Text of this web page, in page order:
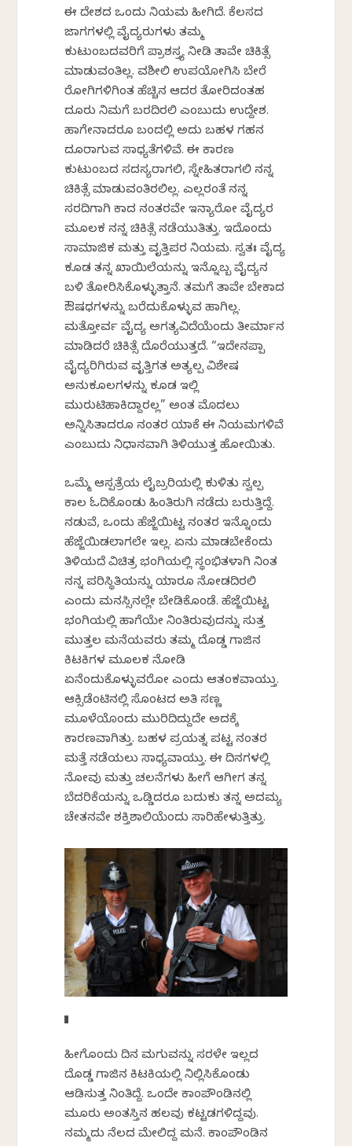
ಈ ದೇಶದ ಒಂದು ನಿಯಮ ಹೀಗಿದೆ. ಕೆಲಸದ
ಜಾಗಗಳಲ್ಲಿ ವೈದ್ಯರುಗಳು ತಮ್ಮ
ಕುಟುಂಬದವರಿಗೆ ಪ್ರಾಶಸ್ತ್ಯ ನೀಡಿ ತಾವೇ ಚಿಕಿತ್ಸೆ
ಮಾಡುವಂತಿಲ್ಲ. ವಶೀಲಿ ಉಪಯೋಗಿಸಿ ಬೇರೆ
ರೋಗಿಗಳಿಗಿಂತ ಹೆಚ್ಚಿನ ಆದರ ತೋರಿದಂತಹ
ದೂರು ನಿಮಗೆ ಬರದಿರಲಿ ಎಂಬುದು ಉದ್ದೇಶ.
ಹಾಗೇನಾದರೂ ಬಂದಲ್ಲಿ ಅದು ಬಹಳ ಗಹನ
ದೂರಾಗುವ ಸಾಧ್ಯತೆಗಳಿವೆ. ಈ ಕಾರಣ
ಕುಟುಂಬದ ಸದಸ್ಯರಾಗಲಿ, ಸ್ನೇಹಿತರಾಗಲಿ ನನ್ನ
ಚಿಕಿತ್ಸೆ ಮಾಡುವಂತಿರಲಿಲ್ಲ. ಎಲ್ಲರಂತೆ ನನ್ನ
ಸರದಿಗಾಗಿ ಕಾದ ನಂತರವೇ ಇನ್ಯಾರೋ ವೈದ್ಯರ
ಮೂಲಕ ನನ್ನ ಚಿಕಿತ್ಸೆ ನಡೆಯುತಿತ್ತು. ಇದೊಂದು
ಸಾಮಾಜಿಕ ಮತ್ತು ವೃತ್ತಿಪರ ನಿಯಮ. ಸ್ವತಃ ವೈದ್ಯ
ಕೂಡ ತನ್ನ ಖಾಯಿಲೆಯನ್ನು ಇನ್ನೊಬ್ಬ ವೈದ್ಯನ
ಬಳಿ ತೋರಿಸಿಕೊಳ್ಳುತ್ತಾನೆ. ತಮಗೆ ತಾವೇ ಬೇಕಾದ
ಔಷಧಗಳನ್ನು ಬರೆದುಕೊಳ್ಳುವ ಹಾಗಿಲ್ಲ.
ಮತ್ತೋರ್ವ ವೈದ್ಯ ಅಗತ್ಯವಿದೆಯೆಂದು ತೀರ್ಮಾನ
ಮಾಡಿದರೆ ಚಿಕಿತ್ಸೆ ದೊರೆಯುತ್ತದೆ. “ಇದೇನಪ್ಪಾ
ವೈದ್ಯರಿಗಿರುವ ವೃತ್ತಿಗತ ಅತ್ಯಲ್ಪ ವಿಶೇಷ
ಅನುಕೂಲಗಳನ್ನು ಕೂಡ ಇಲ್ಲಿ
ಮುರುಟಿಹಾಕಿದ್ದಾರಲ್ಲ” ಅಂತ ಮೊದಲು
ಅನ್ನಿಸಿತಾದರೂ ನಂತರ ಯಾಕೆ ಈ ನಿಯಮಗಳಿವೆ
ಎಂಬುದು ನಿಧಾನವಾಗಿ ತಿಳಿಯುತ್ತ ಹೋಯಿತು.
ಒಮ್ಮೆ ಆಸ್ಪತ್ರೆಯ ಲೈಬ್ರರಿಯಲ್ಲಿ ಕುಳಿತು ಸ್ವಲ್ಪ
ಕಾಲ ಓದಿಕೊಂಡು ಹಿಂತಿರುಗಿ ನಡೆದು ಬರುತ್ತಿದ್ದೆ.
ನಡುವೆ, ಒಂದು ಹೆಜ್ಜೆಯಿಟ್ಟ ನಂತರ ಇನ್ನೊಂದು
ಹೆಜ್ಜೆಯಿಡಲಾಗಲೇ ಇಲ್ಲ. ಏನು ಮಾಡಬೇಕೆಂದು
ತಿಳಿಯದೆ ವಿಚಿತ್ರ ಭಂಗಿಯಲ್ಲಿ ಸ್ಥಂಭಿತಳಾಗಿ ನಿಂತ
ನನ್ನ ಪರಿಸ್ಥಿತಿಯನ್ನು ಯಾರೂ ನೋಡದಿರಲಿ
ಎಂದು ಮನಸ್ಸಿನಲ್ಲೇ ಬೇಡಿಕೊಂಡೆ. ಹೆಜ್ಜೆಯಿಟ್ಟ
ಭಂಗಿಯಲ್ಲಿ ಹಾಗೆಯೇ ನಿಂತಿರುವುದನ್ನು ಸುತ್ತ
ಮುತ್ತಲ ಮನೆಯವರು ತಮ್ಮ ದೊಡ್ಡ ಗಾಜಿನ
ಕಿಟಕಿಗಳ ಮೂಲಕ ನೋಡಿ
ಏನೆಂದುಕೊಳ್ಳುವರೋ ಎಂದು ಆತಂಕವಾಯ್ತು.
ಆಕ್ಸಿಡೆಂಟಿನಲ್ಲಿ ಸೊಂಟದ ಅತಿ ಸಣ್ಣ
ಮೂಳೆಯೊಂದು ಮುರಿದಿದ್ದುದೇ ಅದಕ್ಕೆ
ಕಾರಣವಾಗಿತ್ತು. ಬಹಳ ಪ್ರಯತ್ನ ಪಟ್ಟ ನಂತರ
ಮತ್ತೆ ನಡೆಯಲು ಸಾಧ್ಯವಾಯ್ತು. ಈ ದಿನಗಳಲ್ಲಿ
ನೋವು ಮತ್ತು ಚಲನೆಗಳು ಹೀಗೆ ಆಗೀಗ ತನ್ನ
ಬೆದರಿಕೆಯನ್ನು ಒಡ್ಡಿದರೂ ಬದುಕು ತನ್ನ ಅದಮ್ಯ
ಚೇತನವೇ ಶಕ್ತಿಶಾಲಿಯೆಂದು ಸಾರಿಹೇಳುತ್ತಿತ್ತು.
ಹೀಗೊಂದು ದಿನ ಮಗುವನ್ನು ಸರಳೇ ಇಲ್ಲದ
ದೊಡ್ಡ ಗಾಜಿನ ಕಿಟಕಿಯಲ್ಲಿ ನಿಲ್ಲಿಸಿಕೊಂಡು
ಆಡಿಸುತ್ತ ನಿಂತಿದ್ದೆ. ಒಂದೇ ಕಾಂಪೌಂಡಿನಲ್ಲಿ
ಮೂರು ಅಂತಸ್ತಿನ ಹಲವು ಕಟ್ಟಡಗಳಿದ್ದವು.
ನಮ್ಮದು ನೆಲದ ಮೇಲಿದ್ದ ಮನೆ. ಕಾಂಪೌಂಡಿನ